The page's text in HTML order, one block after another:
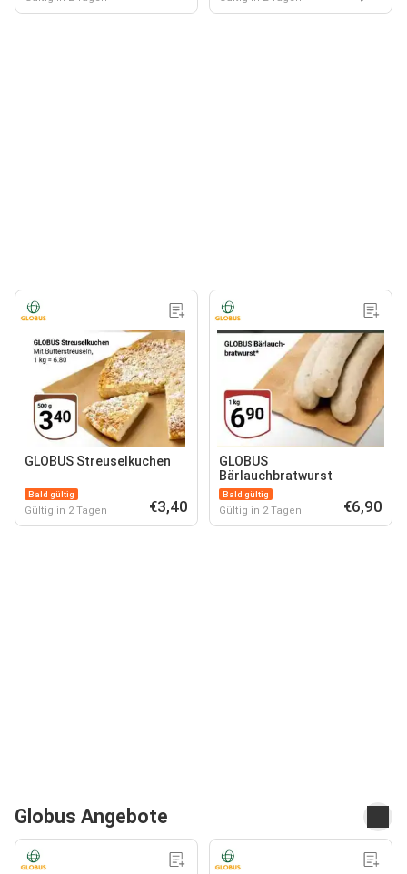
GLOBUS Streuselkuchen
Bald gültig
Gültig in 2 Tagen €3,40
GLOBUS
Bärlauchbratwurst
Bald gültig
Gültig in 2 Tagen €6,90
Globus Angebote